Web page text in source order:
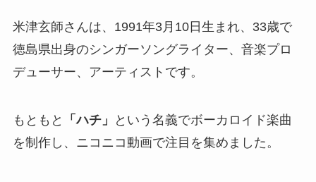
米津玄師さんは、1991年3月10日生まれ、33歳で
徳島県出身のシンガーソングライター、音楽プロ
デューサー、アーティストです。
もともと 「ハチ」
という名義でボーカロイド楽曲
を制作し、ニコニコ動画で注目を集めました。